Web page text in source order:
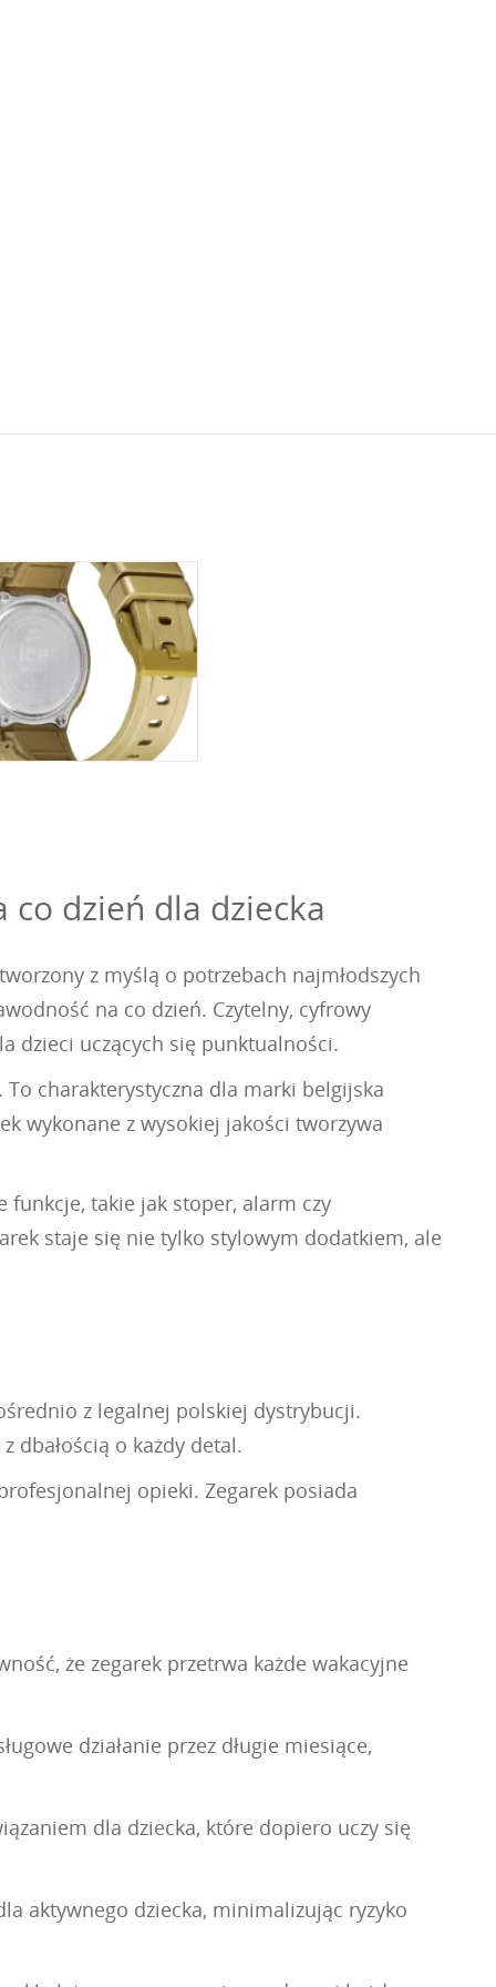
co dzień dla dziecka
z myślą o potrzebach najmłodszych
na co dzień. Czytelny, cyfrowy
dzieci uczących się punktualności.
charakterystyczna dla marki belgijska
wykonane z wysokiej jakości tworzywa
funkcje, takie jak stoper, alarm czy
staje się nie tylko stylowym dodatkiem, ale
z legalnej polskiej dystrybucji.
dbałością o każdy detal.
opieki. Zegarek posiada
że zegarek przetrwa każde wakacyjne
działanie przez długie miesiące,
dla dziecka, które dopiero uczy się
aktywnego dziecka, minimalizując ryzyko